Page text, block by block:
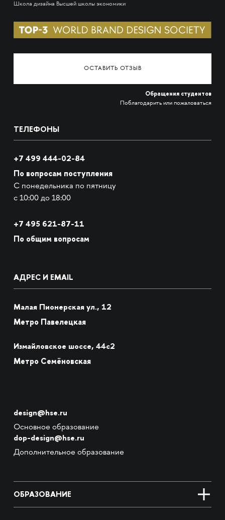
Школа дизайна Высшей школы экономики
ОСТАВИТЬ ОТЗЫВ
Обращения студентов
Поблагодарить или пожаловаться
ТЕЛЕФОНЫ
+7 499 444-02-84
По вопросам поступления
С понедельника по пятницу
с 10:00 до 18:00
+7 495 621-87-11
По общим вопросам
АДРЕС И EMAIL
Малая Пионерская ул., 12
Метро Павелецкая
Измайловское шоссе, 44с2
Метро Семёновская
design@hse.ru
Основное образование
dop-design@hse.ru
Дополнительное образование
ОБРАЗОВАНИЕ